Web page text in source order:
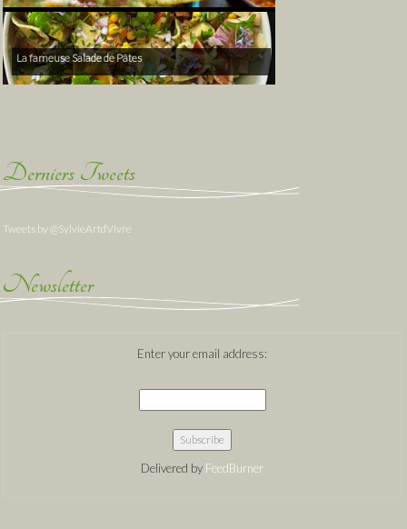
La fameuse Salade de Pâtes
Derniers Tweets
Tweets by @SylvieArtdVivre
Newsletter
Enter your email address:
Delivered by FeedBurner